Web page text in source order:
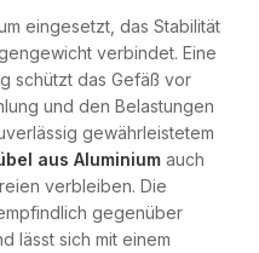
eingesetzt, das Stabilität
verbindet. Eine
schützt das Gefäß vor
und den Belastungen
gewährleistetem
aus Aluminium auch
verbleiben. Die
gegenüber
lässt sich mit einem